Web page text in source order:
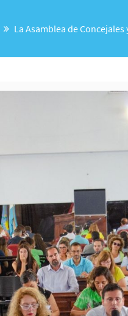
La Asamblea de